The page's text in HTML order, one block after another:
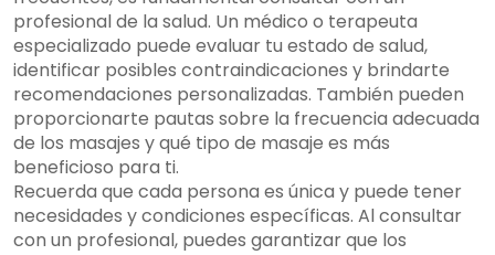
profesional de la salud. Un médico o terapeuta
especializado puede evaluar tu estado de salud,
identificar posibles contraindicaciones y brindarte
recomendaciones personalizadas. También pueden
proporcionarte pautas sobre la frecuencia adecuada
de los masajes y qué tipo de masaje es más
beneficioso para ti.
Recuerda que cada persona es única y puede tener
necesidades y condiciones específicas. Al consultar
con un profesional, puedes garantizar que los